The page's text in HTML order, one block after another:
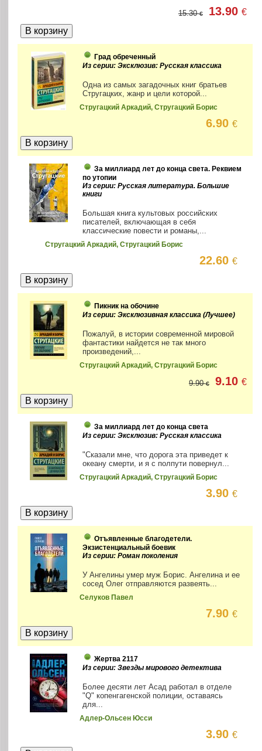
15.30€ 13.90€
Град обреченный
Из серии: Эксклюзив: Русская классика
Одна из самых загадочных книг братьев
Стругацких, жанр и цели которой...
Стругацкий Аркадий, Стругацкий Борис
6.90€
За миллиард лет до конца света. Реквием
по утопии
Из серии: Русская литература. Большие
книги
Большая книга культовых российских
писателей, включающая в себя
классические повести и романы,...
Стругацкий Аркадий, Стругацкий Борис
22.60€
Пикник на обочине
Из серии: Эксклюзивная классика (Лучшее)
Пожалуй, в истории современной мировой
фантастики найдется не так много
произведений,...
Стругацкий Аркадий, Стругацкий Борис
9.90€ 9.10€
За миллиард лет до конца света
Из серии: Эксклюзив: Русская классика
"Сказали мне, что дорога эта приведет к
океану смерти, и я с полпути повернул...
Стругацкий Аркадий, Стругацкий Борис
3.90€
Отъявленные благодетели.
Экзистенциальный боевик
Из серии: Роман поколения
У Ангелины умер муж Борис. Ангелина и ее
сосед Олег отправляются развеять...
Селуков Павел
7.90€
Жертва 2117
Из серии: Звезды мирового детектива
Более десяти лет Асад работал в отделе
"Q" копенгагенской полиции, оставаясь
для...
Адлер-Ольсен Юсси
3.90€